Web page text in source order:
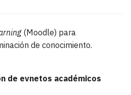
(Moodle) para
de conocimiento.
de evnetos académicos